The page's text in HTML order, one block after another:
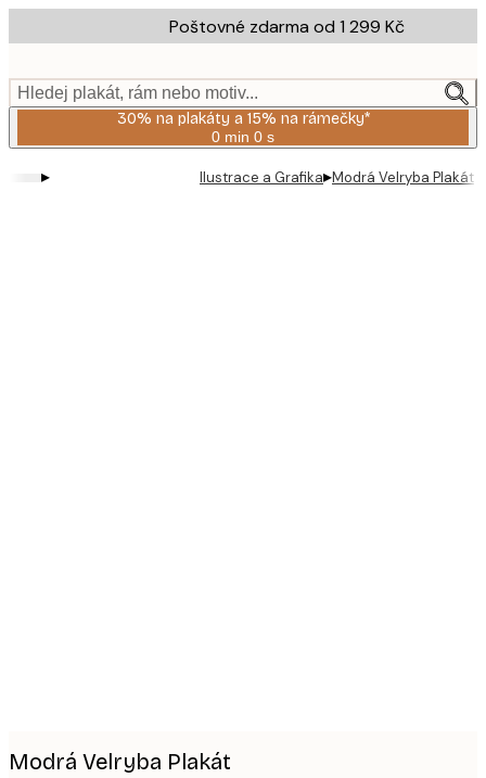
to
content.
Poštovné zdarma od 1 299 Kč
Hledej plakát, rám nebo motiv...
30% na plakáty a 15% na rámečky*
0 min 0 s
Platné
2026-
▸ Ilustrace a Grafika▸Modrá Velryba Plakát
Modrá Velryba Plakát